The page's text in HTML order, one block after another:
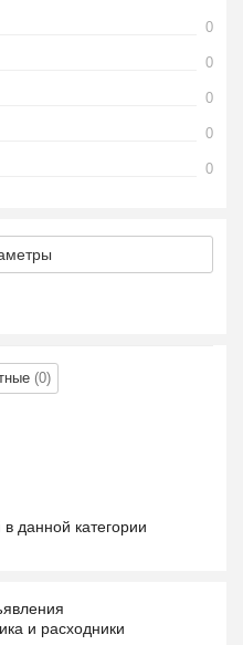
0
0
0
0
0
(0)
данной категории
и расходники